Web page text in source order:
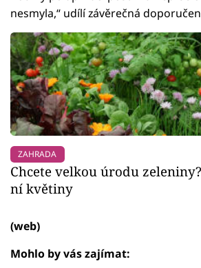
nesmyla,“ udílí závěrečná
ZAHRADA
Chcete velkou úrodu
ní květiny
(web)
Mohlo by vás zajímat: